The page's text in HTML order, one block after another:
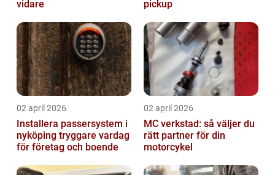
vidare
pickup
02 april 2026
Installera passersystem i
nyköping tryggare vardag
för företag och boende
02 april 2026
MC verkstad: så väljer du
rätt partner för din
motorcykel